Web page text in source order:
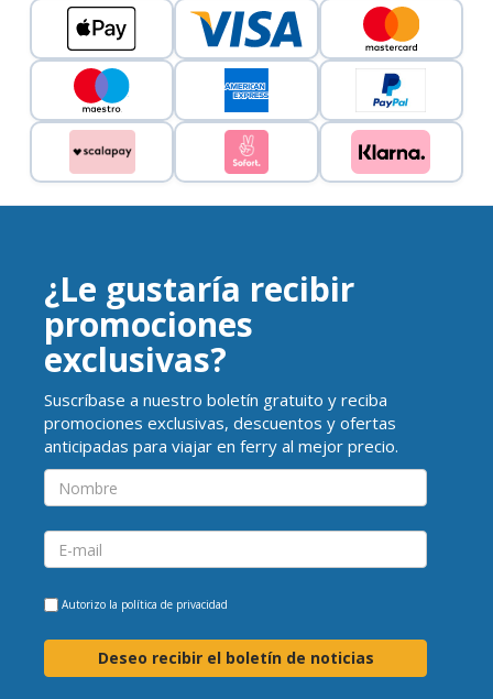
¿Le gustaría recibir
promociones
exclusivas?
Suscríbase a nuestro boletín gratuito y reciba
promociones exclusivas, descuentos y ofertas
anticipadas para viajar en ferry al mejor precio.
Autorizo la política de privacidad
Deseo recibir el boletín de noticias